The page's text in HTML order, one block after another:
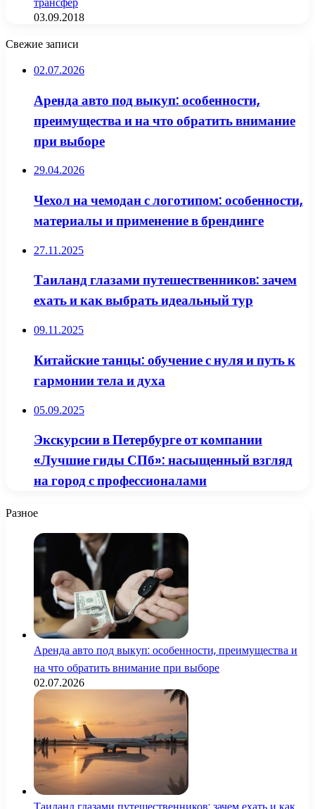
03.09.2018
Свежие записи
02.07.2026
Аренда авто под выкуп: особенности,
преимущества и на что обратить внимание
при выборе
29.04.2026
Чехол на чемодан с логотипом: особенности,
материалы и применение в брендинге
27.11.2025
Таиланд глазами путешественников: зачем
ехать и как выбрать идеальный тур
09.11.2025
Китайские танцы: обучение с нуля и путь к
гармонии тела и духа
05.09.2025
Экскурсии в Петербурге от компании
«Лучшие гиды СПб»: насыщенный взгляд
на город с профессионалами
Разное
Аренда авто под выкуп: особенности, преимущества и
на что обратить внимание при выборе
02.07.2026